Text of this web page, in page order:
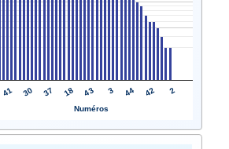
41 30 37 18 43 3 44 42 2
Numéros